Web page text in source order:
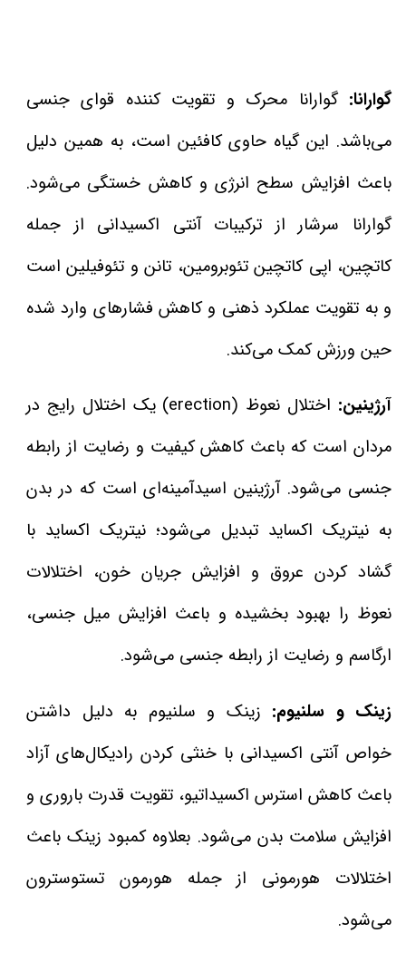
گوارانا: گوارانا محرک و تقویت کننده قوای جنسی
می‌باشد. این گیاه حاوی کافئین است، به همین دلیل
باعث افزایش سطح انرژی و کاهش خستگی می‌شود.
گوارانا سرشار از ترکیبات آنتی اکسیدانی از جمله
کاتچین، اپی کاتچین تئوبرومین، تانن و تئوفیلین است
و به تقویت عملکرد ذهنی و کاهش فشارهای وارد شده
حین ورزش کمک می‌کند.
آرژینین:
اختلال نعوظ (erection) یک اختلال رایج در
مردان است که باعث کاهش کیفیت و رضایت از رابطه
جنسی می‌شود. آرژینین اسیدآمینه‌ای است که در بدن
به نیتریک اکساید تبدیل می‌شود؛ نیتریک اکساید با
گشاد کردن عروق و افزایش جریان خون، اختلالات
نعوظ را بهبود بخشیده و باعث افزایش میل جنسی،
ارگاسم و رضایت از رابطه جنسی می‌شود.
زینک و سلنیوم: زینک و سلنیوم به دلیل داشتن
خواص آنتی اکسیدانی با خنثی کردن رادیکال‌های آزاد
باعث کاهش استرس اکسیداتیو، تقویت قدرت باروری و
افزایش سلامت بدن می‌شود. بعلاوه کمبود زینک باعث
اختلالات هورمونی از جمله هورمون تستوسترون
می‌شود.